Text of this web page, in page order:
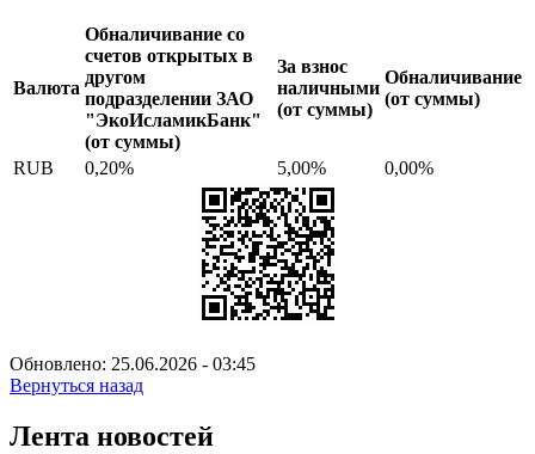
Валюта
Обналичивание со
счетов открытых в
другом
подразделении ЗАО
"ЭкоИсламикБанк"
(от суммы)
За взнос
наличными
(от суммы)
Обналичивание
(от суммы)
RUB 0,20% 5,00% 0,00%
Обновлено: 25.06.2026 - 03:45
Вернуться назад
Лента новостей